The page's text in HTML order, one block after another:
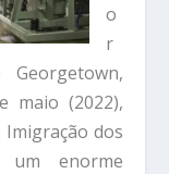
o
r
maio (2022),
Imigração dos
um enorme